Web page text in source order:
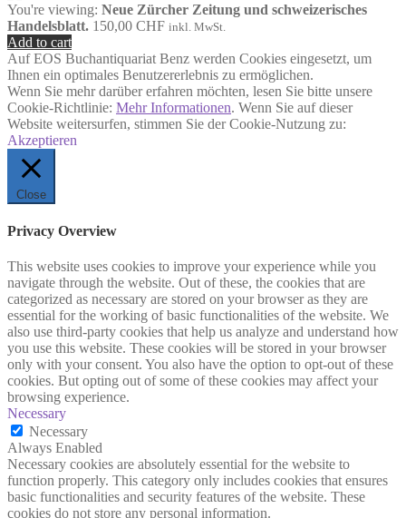
You're viewing: Neue Zürcher Zeitung und schweizerisches
Handelsblatt. 150,00 CHF inkl. MwSt.
Add to cart
Auf EOS Buchantiquariat Benz werden Cookies eingesetzt, um
Ihnen ein optimales Benutzererlebnis zu ermöglichen.
Wenn Sie mehr darüber erfahren möchten, lesen Sie bitte unsere
Cookie-Richtlinie: Mehr Informationen. Wenn Sie auf dieser
Website weitersurfen, stimmen Sie der Cookie-Nutzung zu:
Akzeptieren
Close
Privacy Overview
This website uses cookies to improve your experience while you
navigate through the website. Out of these, the cookies that are
categorized as necessary are stored on your browser as they are
essential for the working of basic functionalities of the website. We
also use third-party cookies that help us analyze and understand how
you use this website. These cookies will be stored in your browser
only with your consent. You also have the option to opt-out of these
cookies. But opting out of some of these cookies may affect your
browsing experience.
Necessary
Necessary
Always Enabled
Necessary cookies are absolutely essential for the website to
function properly. This category only includes cookies that ensures
basic functionalities and security features of the website. These
cookies do not store any personal information.